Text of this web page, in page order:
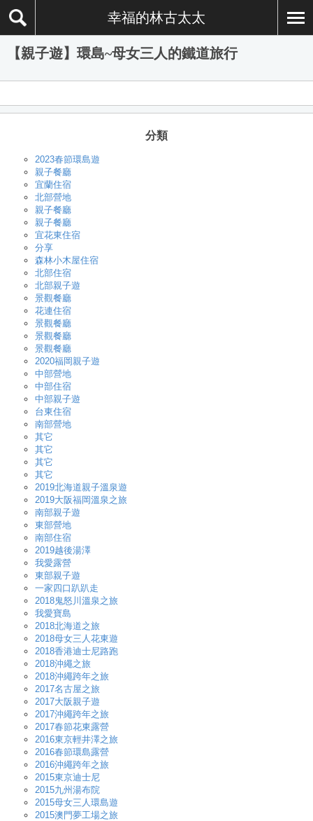
幸福的林古太太
【親子遊】環島~母女三人的鐵道旅行
分類
2023春節環島遊
親子餐廳
宜蘭住宿
北部營地
親子餐廳
親子餐廳
宜花東住宿
分享
森林小木屋住宿
北部住宿
北部親子遊
景觀餐廳
花連住宿
景觀餐廳
景觀餐廳
景觀餐廳
2020福岡親子遊
中部營地
中部住宿
中部親子遊
台東住宿
南部營地
其它
其它
其它
其它
2019北海道親子溫泉遊
2019大阪福岡溫泉之旅
南部親子遊
東部營地
南部住宿
2019越後湯澤
我愛露營
東部親子遊
一家四口趴趴走
2018鬼怒川溫泉之旅
我愛寶島
2018北海道之旅
2018母女三人花東遊
2018香港迪士尼路跑
2018沖繩之旅
2018沖繩跨年之旅
2017名古屋之旅
2017大阪親子遊
2017沖繩跨年之旅
2017春節花東露營
2016東京輕井澤之旅
2016春節環島露營
2016沖繩跨年之旅
2015東京迪士尼
2015九州湯布院
2015母女三人環島遊
2015澳門夢工場之旅